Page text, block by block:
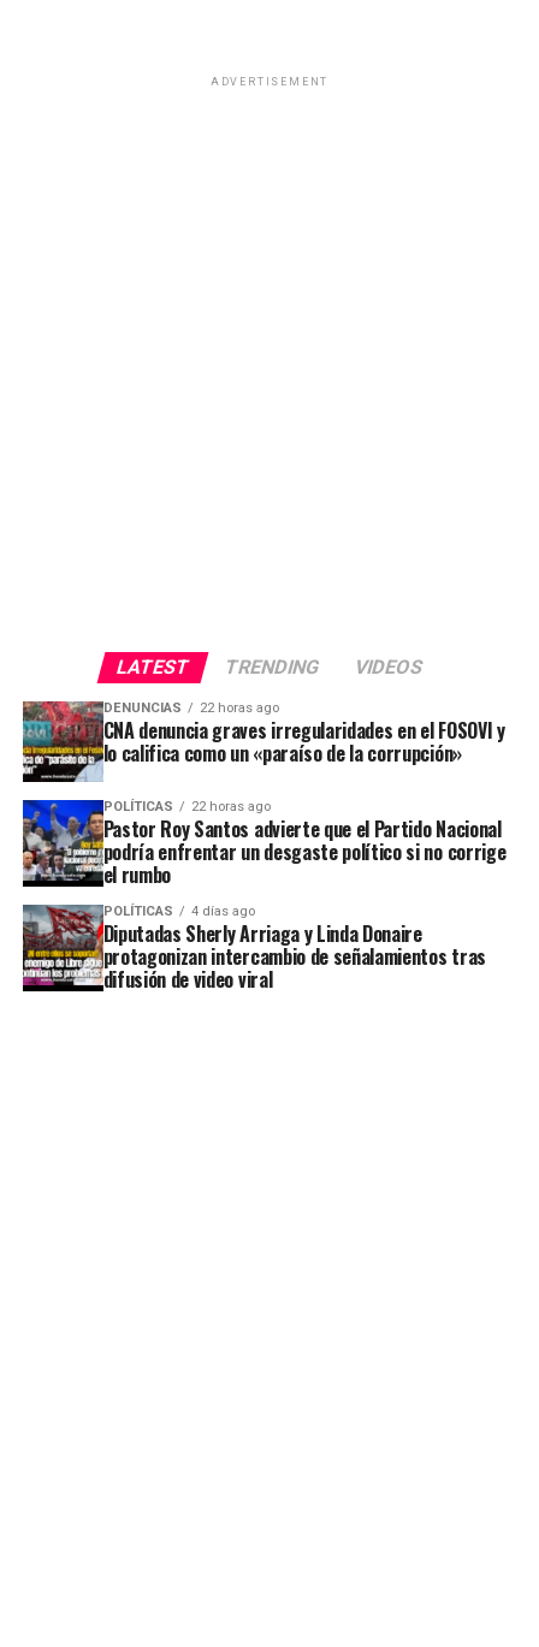
ADVERTISEMENT
LATEST TRENDING VIDEOS
DENUNCIAS 22 horas ago
CNA denuncia graves irregularidades en el FOSOVI y
lo califica como un «paraíso de la corrupción»
POLÍTICAS 22 horas ago
Pastor Roy Santos advierte que el Partido Nacional
podría enfrentar un desgaste político si no corrige
el rumbo
POLÍTICAS 4 días ago
Diputadas Sherly Arriaga y Linda Donaire
protagonizan intercambio de señalamientos tras
difusión de video viral